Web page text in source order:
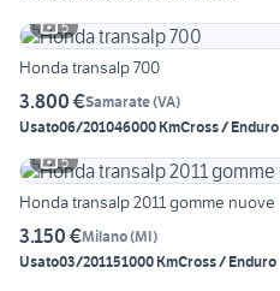
5
Honda transalp 700
3.800 €Samarate(VA)
Usato06/201046000 KmCross / Enduro
5
Honda transalp 2011 gomme nuove
3.150 €Milano(MI)
Usato03/201151000 KmCross / Enduro